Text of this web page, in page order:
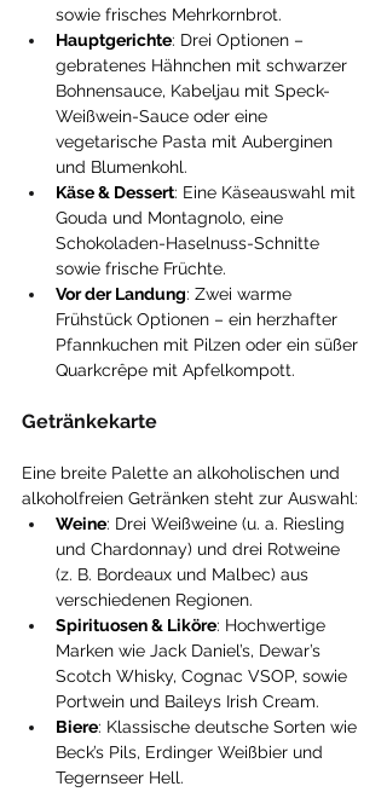
sowie frisches Mehrkornbrot.
Hauptgerichte: Drei Optionen –
gebratenes Hähnchen mit schwarzer
Bohnensauce, Kabeljau mit Speck-
Weißwein-Sauce oder eine
vegetarische Pasta mit Auberginen
und Blumenkohl.
Käse & Dessert: Eine Käseauswahl mit
Gouda und Montagnolo, eine
Schokoladen-Haselnuss-Schnitte
sowie frische Früchte.
Vor der Landung: Zwei warme
Frühstück Optionen – ein herzhafter
Pfannkuchen mit Pilzen oder ein süßer
Quarkcrêpe mit Apfelkompott.
Getränkekarte
Eine breite Palette an alkoholischen und
alkoholfreien Getränken steht zur Auswahl:
Weine: Drei Weißweine (u. a. Riesling
und Chardonnay) und drei Rotweine
(z. B. Bordeaux und Malbec) aus
verschiedenen Regionen.
Spirituosen & Liköre: Hochwertige
Marken wie Jack Daniel’s, Dewar’s
Scotch Whisky, Cognac VSOP, sowie
Portwein und Baileys Irish Cream.
Biere: Klassische deutsche Sorten wie
Beck’s Pils, Erdinger Weißbier und
Tegernseer Hell.